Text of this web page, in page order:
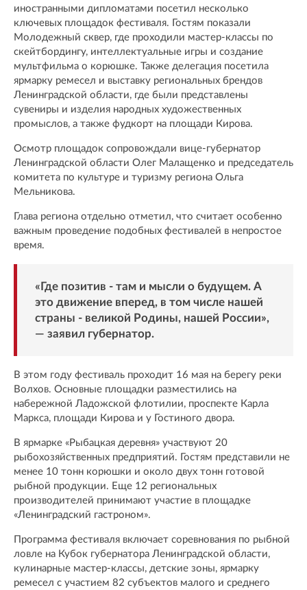
иностранными дипломатами посетил несколько
ключевых площадок фестиваля. Гостям показали
Молодежный сквер, где проходили мастер-классы по
скейтбордингу, интеллектуальные игры и создание
мультфильма о корюшке. Также делегация посетила
ярмарку ремесел и выставку региональных брендов
Ленинградской области, где были представлены
сувениры и изделия народных художественных
промыслов, а также фудкорт на площади Кирова.
Осмотр площадок сопровождали вице-губернатор
Ленинградской области Олег Малащенко и председатель
комитета по культуре и туризму региона Ольга
Мельникова.
Глава региона отдельно отметил, что считает особенно
важным проведение подобных фестивалей в непростое
время.
«Где позитив - там и мысли о будущем. А
это движение вперед, в том числе нашей
страны - великой Родины, нашей России»,
— заявил губернатор.
В этом году фестиваль проходит 16 мая на берегу реки
Волхов. Основные площадки разместились на
набережной Ладожской флотилии, проспекте Карла
Маркса, площади Кирова и у Гостиного двора.
В ярмарке «Рыбацкая деревня» участвуют 20
рыбохозяйственных предприятий. Гостям представили не
менее 10 тонн корюшки и около двух тонн готовой
рыбной продукции. Еще 12 региональных
производителей принимают участие в площадке
«Ленинградский гастроном».
Программа фестиваля включает соревнования по рыбной
ловле на Кубок губернатора Ленинградской области,
кулинарные мастер-классы, детские зоны, ярмарку
ремесел с участием 82 субъектов малого и среднего